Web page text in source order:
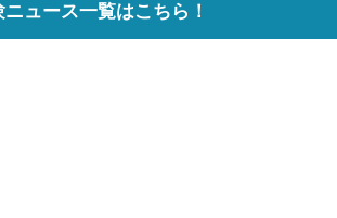
ュース一覧はこちら！